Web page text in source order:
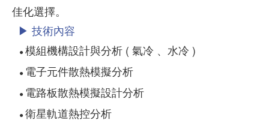
佳化選擇。
▶ 技術內容
●模組機構設計與分析 ( 氣冷 、水冷 )
● 電子元件散熱模擬分析
● 電路板散熱模擬設計分析
●衛星軌道熱控分析